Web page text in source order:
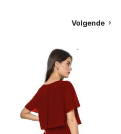
Volgende